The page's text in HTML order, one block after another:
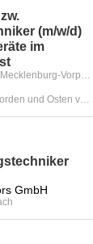
(m/w/d)
im
mit Wohnsitz in Mecklenburg-Vorpommern, Sachsen-Anhalt, Brandenburg oder Berlin ist von Vorteil
Einsatzort(e): Norden und Osten von Deutschland
GmbH